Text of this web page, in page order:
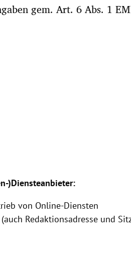
gem. Art. 6 Abs. 1
)Diensteanbieter:
von Online-Diensten
Redaktionsadresse und